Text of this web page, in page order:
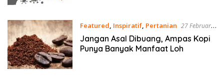
Featured, Inspiratif, Pertanian 27 Februari
2022
Jangan Asal Dibuang, Ampas Kopi
Punya Banyak Manfaat Loh